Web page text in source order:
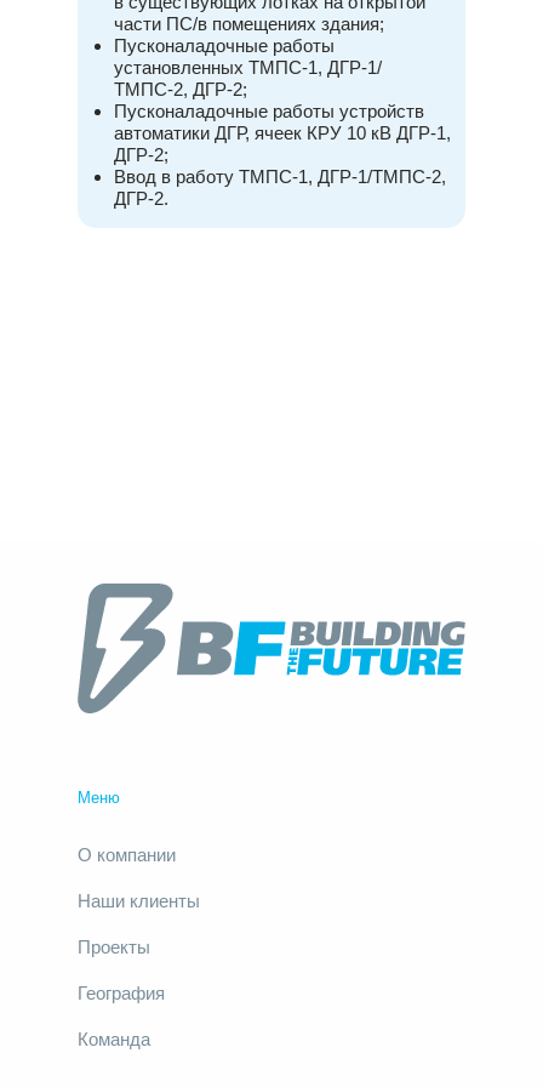
части ПС/в помещениях здания;
Пусконаладочные работы
установленных ТМПС-1, ДГР-1/
ТМПС-2, ДГР-2;
Пусконаладочные работы устройств
автоматики ДГР, ячеек КРУ 10 кВ ДГР-1,
ДГР-2;
Ввод в работу ТМПС-1, ДГР-1/ТМПС-2,
ДГР-2.
Меню
Проекты
О компании
Наши клиенты
География
Команда